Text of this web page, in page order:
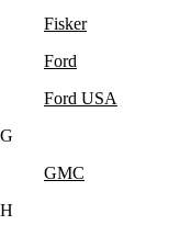
Fisker
Ford
Ford USA
G
GMC
H